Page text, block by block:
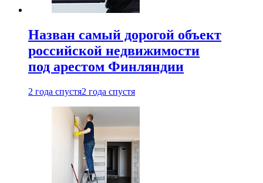
Назван самый дорогой объект
российской недвижимости
под арестом Финляндии
2 года спустя2 года спустя